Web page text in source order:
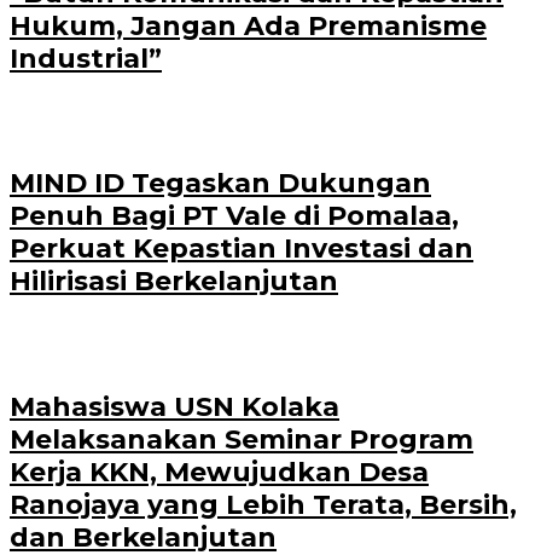
Hukum, Jangan Ada Premanisme
Industrial”
MIND ID Tegaskan Dukungan
Penuh Bagi PT Vale di Pomalaa,
Perkuat Kepastian Investasi dan
Hilirisasi Berkelanjutan
Mahasiswa USN Kolaka
Melaksanakan Seminar Program
Kerja KKN, Mewujudkan Desa
Ranojaya yang Lebih Terata, Bersih,
dan Berkelanjutan